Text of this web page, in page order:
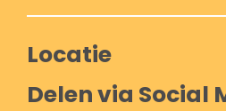
Locatie
Delen via Social